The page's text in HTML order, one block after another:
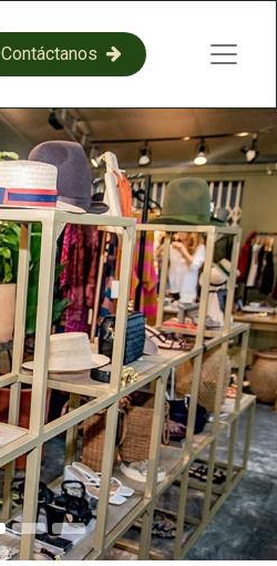
​​C​​on​​​​​​​​tácta​​​​​​​​​​​​​​​​​​​​​​no​​​​s​​